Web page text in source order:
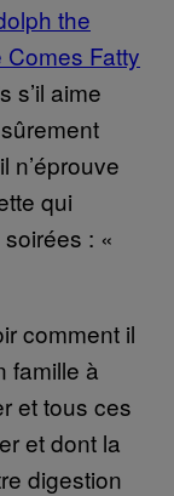
the
Comes Fatty
s’il aime
n’éprouve
qui
: «
comment il
famille à
et tous ces
et dont la
digestion